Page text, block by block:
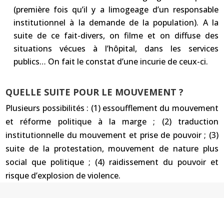
(première fois qu’il y a limogeage d’un responsable
institutionnel à la demande de la population). A la
suite de ce fait-divers, on filme et on diffuse des
situations vécues à l’hôpital, dans les services
publics… On fait le constat d’une incurie de ceux-ci.
QUELLE SUITE POUR LE MOUVEMENT ?
Plusieurs possibilités : (1) essoufflement du mouvement
et réforme politique à la marge ; (2) traduction
institutionnelle du mouvement et prise de pouvoir ; (3)
suite de la protestation, mouvement de nature plus
social que politique ; (4) raidissement du pouvoir et
risque d’explosion de violence.